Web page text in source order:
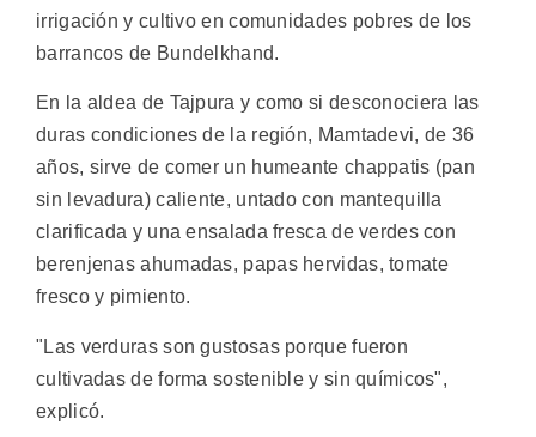
irrigación y cultivo en comunidades pobres de los
barrancos de Bundelkhand.
En la aldea de Tajpura y como si desconociera las
duras condiciones de la región, Mamtadevi, de 36
años, sirve de comer un humeante chappatis (pan
sin levadura) caliente, untado con mantequilla
clarificada y una ensalada fresca de verdes con
berenjenas ahumadas, papas hervidas, tomate
fresco y pimiento.
"Las verduras son gustosas porque fueron
cultivadas de forma sostenible y sin químicos",
explicó.